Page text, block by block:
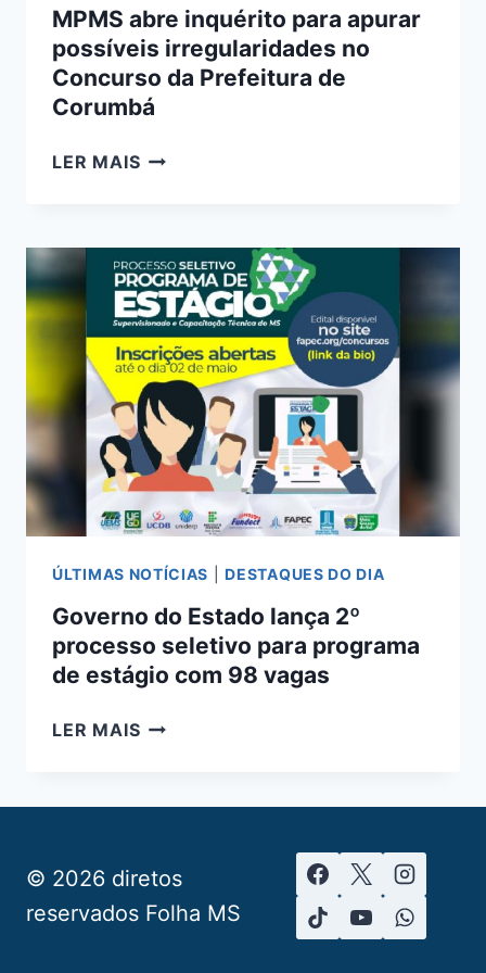
MPMS abre inquérito para apurar
possíveis irregularidades no
Concurso da Prefeitura de
Corumbá
LER MAISMPMS
APURAR
POSSÍVEIS
IRREGULARIDADES
NO
CONCURSO
DA
PREFEITURA
DE
CORUMBÁ
ÚLTIMAS NOTÍCIAS |DESTAQUES DO DIA
Governo do Estado lança 2º
processo seletivo para programa
de estágio com 98 vagas
LER MAISGOVERNO
LANÇA
SELETIVO
PARA
© 2026 diretos
reservados Folha MS